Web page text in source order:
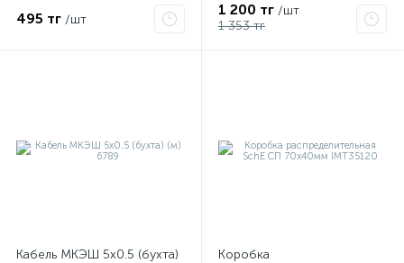
495 тг /шт
1 200 тг /шт
1 353 тг
Кабель МКЭШ 5х0.5 (бухта)
Коробка